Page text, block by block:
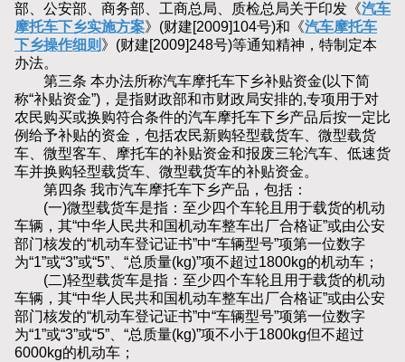
部、公安部、商务部、工商总局、质检总局关于印发《汽车
摩托车下乡实施方案》(财建[2009]104号)和《汽车摩托车
下乡操作细则 》(财建[2009]248号)等通知精神，特制定本
办法。
第三条 本办法所称汽车摩托车下乡补贴资金(以下简
称“补贴资金”)，是指财政部和市财政局安排的,专项用于对
农民购买或换购符合条件的汽车摩托车下乡产品后按一定比
例给予补贴的资金，包括农民新购轻型载货车、微型载货
车、微型客车、摩托车的补贴资金和报废三轮汽车、低速货
车并换购轻型载货车、微型载货车的补贴资金。
第四条 我市汽车摩托车下乡产品，包括：
(一)微型载货车是指：至少四个车轮且用于载货的机动
车辆，其“中华人民共和国机动车整车出厂合格证”或由公安
部门核发的“机动车登记证书”中“车辆型号”项第一位数字
为“1”或“3”或“5”、“总质量(kg)”项不超过1800kg的机动车；
(二)轻型载货车是指：至少四个车轮且用于载货的机动
车辆，其“中华人民共和国机动车整车出厂合格证”或由公安
部门核发的“机动车登记证书”中“车辆型号”项第一位数字
为“1”或“3”或“5”、“总质量(kg)”项不小于1800kg但不超过
6000kg的机动车；